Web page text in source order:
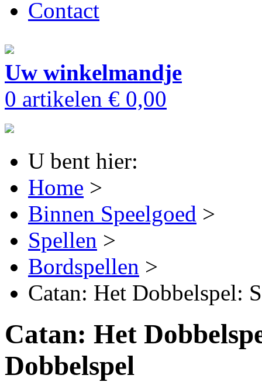
Contact
Uw winkelmandje
0 artikelen € 0,00
U bent hier:
Home >
Binnen Speelgoed >
Spellen >
Bordspellen >
Catan: Het Dobbelspel:
Catan: Het
Dobbelspel